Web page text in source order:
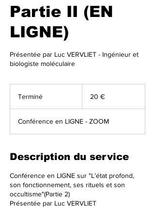
Partie II (EN
LIGNE)
Présentée par Luc VERVLIET - Ingénieur et
biologiste moléculaire
Terminé
m
i
é
20 €
Conférence en LIGNE - ZOOM
Description du service
Conférence en LIGNE sur "L’état profond,
son fonctionnement, ses rituels et son
occultisme"(Partie 2)
Présentée par Luc VERVLIET